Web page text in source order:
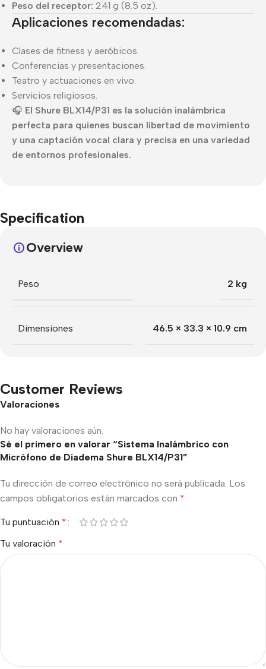
Peso del receptor: 241 g (8.5 oz).
Aplicaciones recomendadas:
Clases de fitness y aeróbicos.
Conferencias y presentaciones.
Teatro y actuaciones en vivo.
Servicios religiosos.
🎧 El Shure BLX14/P31 es la solución inalámbrica
perfecta para quienes buscan libertad de movimiento
y una captación vocal clara y precisa en una variedad
de entornos profesionales.
Specification
Overview
Peso 2 kg
Dimensiones 46.5 × 33.3 × 10.9 cm
Customer Reviews
Valoraciones
No hay valoraciones aún.
Sé el primero en valorar “Sistema Inalámbrico con
Micrófono de Diadema Shure BLX14/P31”
Tu dirección de correo electrónico no será publicada. Los
campos obligatorios están marcados con *
Tu puntuación *
Tu valoración *